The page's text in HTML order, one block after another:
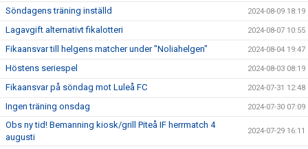
Söndagens träning inställd 2024-08-09 18:19
Lagavgift alternativt fikalotteri 2024-08-07 10:55
Fikaansvar till helgens matcher under "Noliahelgen" 2024-08-04 19:47
Höstens seriespel 2024-08-03 08:19
Fikaansvar på söndag mot Luleå FC 2024-07-31 12:48
Ingen träning onsdag 2024-07-30 07:09
Obs ny tid! Bemanning kiosk/grill Piteå IF herrmatch 4
augusti
2024-07-29 16:11